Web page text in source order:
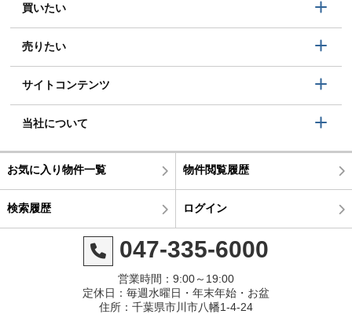
買いたい
売りたい
サイトコンテンツ
当社について
お気に入り物件一覧 物件閲覧履歴
検索履歴 ログイン
047-335-6000
営業時間：9:00～19:00
定休日：毎週水曜日・年末年始・お盆
住所：千葉県市川市八幡1-4-24